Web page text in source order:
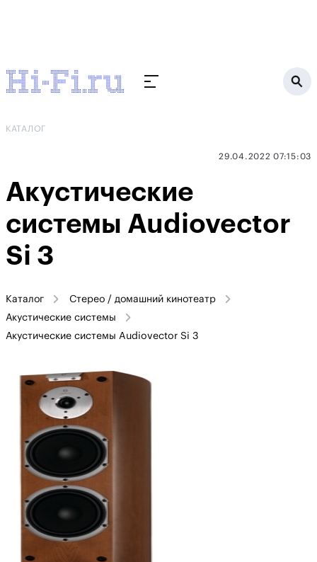
КАТАЛОГ
29.04.2022 07:15:03
Акустические
системы Audiovector
Si 3
Каталог
Стерео / домашний кинотеатр
Акустические системы
Акустические системы Audiovector Si 3